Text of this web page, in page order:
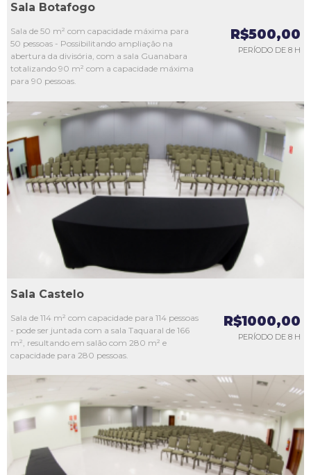
Sala Botafogo
Sala de 50 m² com capacidade máxima para
50 pessoas - Possibilitando ampliação na
abertura da divisória, com a sala Guanabara
totalizando 90 m² com a capacidade máxima
para 90 pessoas.
R$500,00
PERÍODO DE 8 H
L2
L3
L4
Sala Castelo
Sala de 114 m² com capacidade para 114 pessoas
- pode ser juntada com a sala Taquaral de 166
m², resultando em salão com 280 m² e
capacidade para 280 pessoas.
R$1000,00
PERÍODO DE 8 H
L3
L4